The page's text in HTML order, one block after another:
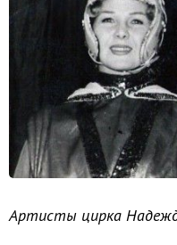
Артисты цирка